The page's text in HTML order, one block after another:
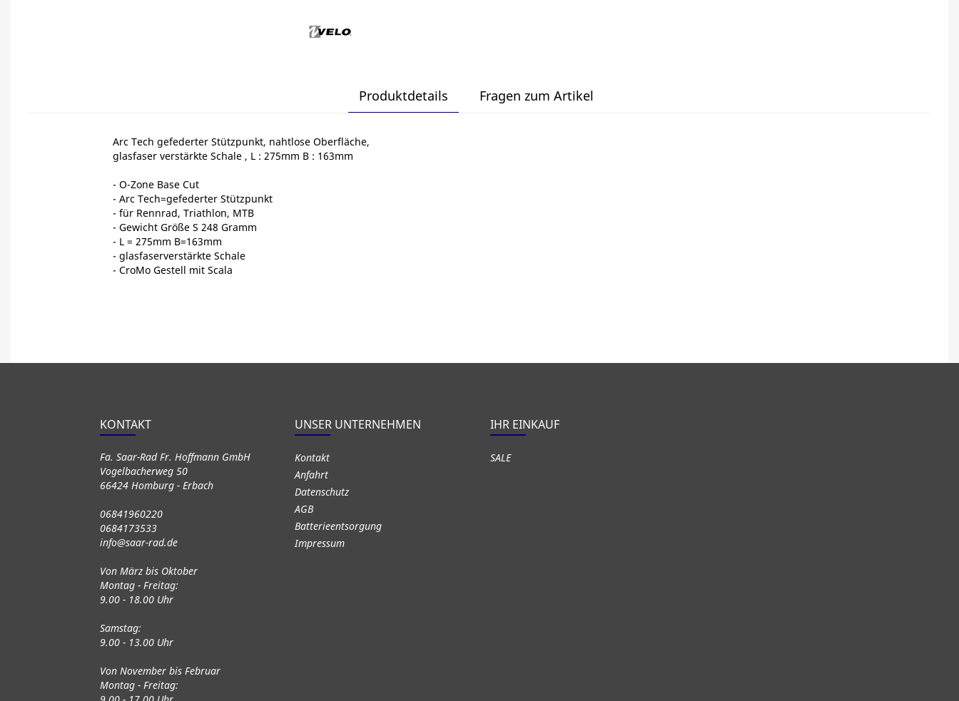
Produktdetails Fragen zum Artikel
Arc Tech gefederter Stützpunkt, nahtlose Oberfläche,
glasfaser verstärkte Schale , L : 275mm B : 163mm
- O-Zone Base Cut
- Arc Tech=gefederter Stützpunkt
- für Rennrad, Triathlon, MTB
- Gewicht Größe S 248 Gramm
- L = 275mm B=163mm
- glasfaserverstärkte Schale
- CroMo Gestell mit Scala
KONTAKT
Fa. Saar-Rad Fr. Hoffmann GmbH
Vogelbacherweg 50
66424 Homburg - Erbach
06841960220
0684173533
info@saar-rad.de
Von März bis Oktober
Montag - Freitag:
9.00 - 18.00 Uhr
Samstag:
9.00 - 13.00 Uhr
Von November bis Februar
Montag - Freitag:
UNSER UNTERNEHMEN
Kontakt
Anfahrt
Datenschutz
AGB
Batterieentsorgung
Impressum
IHR EINKAUF
SALE